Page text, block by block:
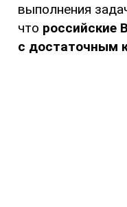
выполнения
что российские
с достаточным